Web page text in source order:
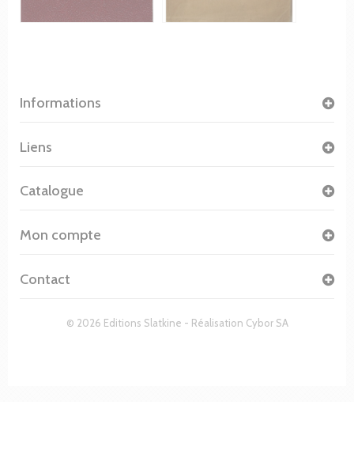
Informations
© 2026 Editions Slatkine - Réalisation Cybor SA
Liens
Catalogue
Mon compte
Contact